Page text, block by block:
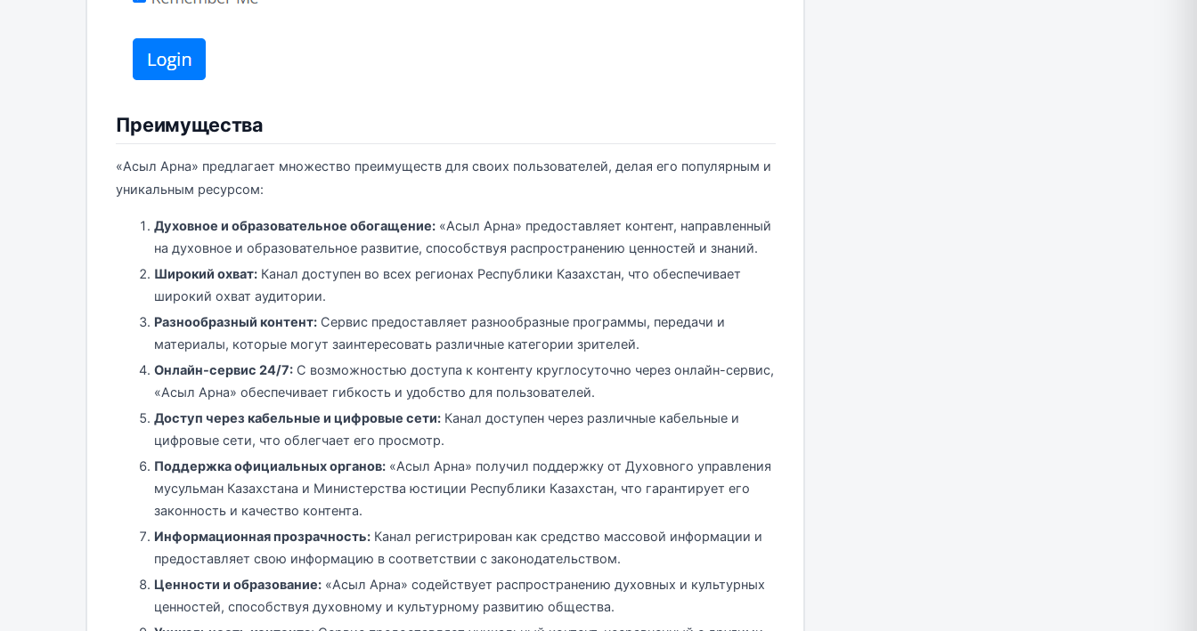
Преимущества
«Асыл Арна» предлагает множество преимуществ для своих пользователей, делая его популярным и
уникальным ресурсом:
Духовное и образовательное обогащение: «Асыл Арна» предоставляет контент, направленный
на духовное и образовательное развитие, способствуя распространению ценностей и знаний.
Широкий охват: Канал доступен во всех регионах Республики Казахстан, что обеспечивает
широкий охват аудитории.
Разнообразный контент: Сервис предоставляет разнообразные программы, передачи и
материалы, которые могут заинтересовать различные категории зрителей.
Онлайн-сервис 24/7: С возможностью доступа к контенту круглосуточно через онлайн-сервис,
«Асыл Арна» обеспечивает гибкость и удобство для пользователей.
Доступ через кабельные и цифровые сети: Канал доступен через различные кабельные и
цифровые сети, что облегчает его просмотр.
Поддержка официальных органов: «Асыл Арна» получил поддержку от Духовного управления
мусульман Казахстана и Министерства юстиции Республики Казахстан, что гарантирует его
законность и качество контента.
Информационная прозрачность: Канал регистрирован как средство массовой информации и
предоставляет свою информацию в соответствии с законодательством.
Ценности и образование: «Асыл Арна» содействует распространению духовных и культурных
ценностей, способствуя духовному и культурному развитию общества.